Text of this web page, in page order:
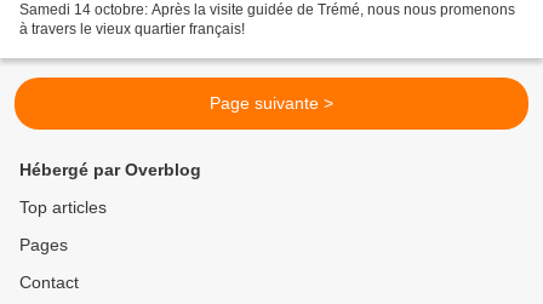
Samedi 14 octobre: Après la visite guidée de Trémé, nous nous promenons
à travers le vieux quartier français!
Page suivante >
Hébergé par Overblog
Top articles
Pages
Contact